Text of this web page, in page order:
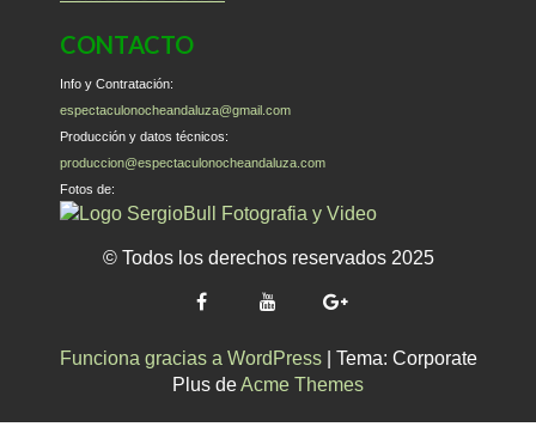
CONTACTO
Info y Contratación:
espectaculonocheandaluza@gmail.com
Producción y datos técnicos:
produccion@espectaculonocheandaluza.com
Fotos de:
© Todos los derechos reservados 2025
Funciona gracias a WordPress
Tema: Corporate
Plus deAcme Themes